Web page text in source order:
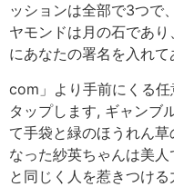
ッションは全部で3つで
ヤモンドは月の石であ
にあなたの署名を入れて
com」より手前にくる
タップします, ギャンブ
て手袋と緑のほうれん
なった紗英ちゃんは美
と同じく人を惹きつけ